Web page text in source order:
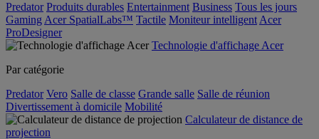
Predator Produits durables Entertainment Business Tous les jours
Gaming Acer SpatialLabs™ Tactile Moniteur intelligent Acer
ProDesigner
Technologie d'affichage Acer
Par catégorie
Predator Vero Salle de classe Grande salle Salle de réunion
Divertissement à domicile Mobilité
Calculateur de distance de
projection